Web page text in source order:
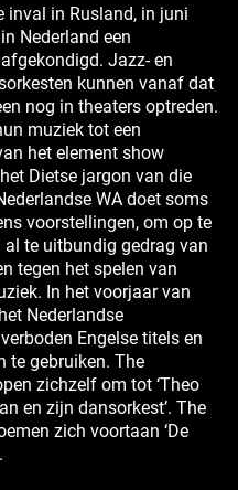
inval in Rusland, in juni
Nederland een
Jazz- en
kunnen vanaf dat
nog in theaters optreden.
muziek tot een
het element show
het Dietse jargon van die
WA doet soms
voorstellingen, om op te
al te uitbundig gedrag van
tegen het spelen van
In het voorjaar van
Nederlandse
Engelse titels en
te gebruiken. The
zichzelf om tot ‘Theo
en zijn dansorkest’. The
zich voortaan ‘De